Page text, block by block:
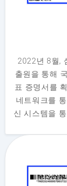
2022년 8월,
출원을 통해
표 증명서를
네트워크를
신 시스템을
38분류에 속